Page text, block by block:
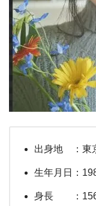
出身地 ：東
生年月日：
身長 ：156